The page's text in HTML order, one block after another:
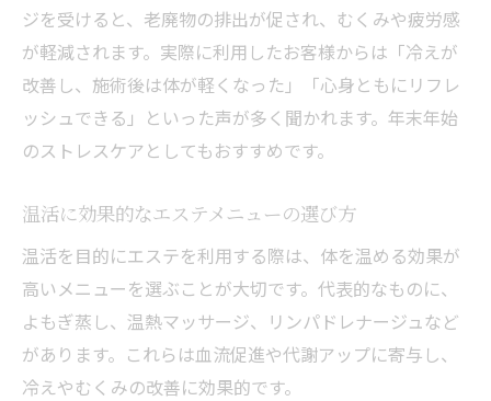
ジを受けると、老廃物の排出が促され、むくみや疲労感
が軽減されます。実際に利用したお客様からは「冷えが
改善し、施術後は体が軽くなった」「心身ともにリフレ
ッシュできる」といった声が多く聞かれます。年末年始
のストレスケアとしてもおすすめです。
温活に効果的なエステメニューの選び方
温活を目的にエステを利用する際は、体を温める効果が
高いメニューを選ぶことが大切です。代表的なものに、
よもぎ蒸し、温熱マッサージ、リンパドレナージュなど
があります。これらは血流促進や代謝アップに寄与し、
冷えやむくみの改善に効果的です。